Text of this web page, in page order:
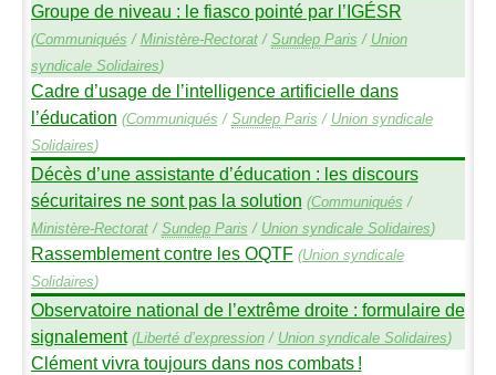
Groupe de niveau : le fiasco pointé par l’IGÉSR
(Communiqués / Ministère-Rectorat/ SundepParis / Union
syndicale Solidaires)
Cadre d’usage de l’intelligence artificielle dans
l’éducation (Communiqués / SundepParis / Union syndicale
Solidaires)
Décès d’une assistante d’éducation : les discours
sécuritaires ne sont pas la solution (Communiqués /
Ministère-Rectorat/ SundepParis / Union syndicale Solidaires)
Rassemblement contre les OQTF (Union syndicale
Solidaires)
Observatoire national de l’extrême droite : formulaire de
signalement (Liberté d’expression/ Union syndicale Solidaires)
Clément vivra toujours dans nos combats !